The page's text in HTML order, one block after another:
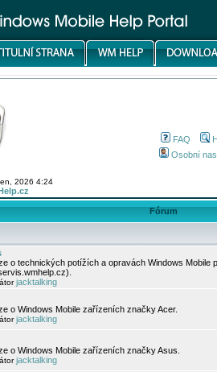
FAQ
Osobní
2026 4:24
Fórum
o technických potížích a opravách Windows Mobile
jacktalking
o Windows Mobile zařízeních značky Acer.
jacktalking
o Windows Mobile zařízeních značky Asus.
jacktalking